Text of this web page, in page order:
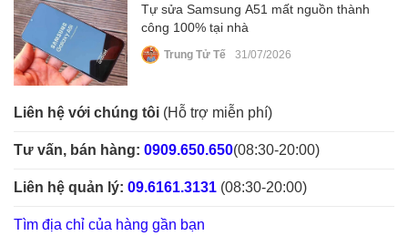
Tự sửa Samsung A51 mất nguồn thành
công 100% tại nhà
Trung Tử Tế 31/07/2026
Liên hệ với chúng tôi (Hỗ trợ miễn phí)
Tư vấn, bán hàng: 0909.650.650(08:30-20:00)
Liên hệ quản lý: 09.6161.3131 (08:30-20:00)
Tìm địa chỉ của hàng gần bạn